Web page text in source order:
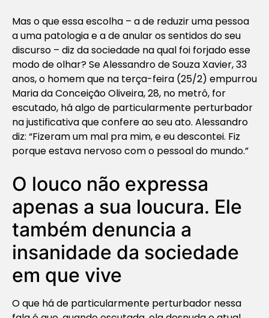
Mas o que essa escolha – a de reduzir uma pessoa
a uma patologia e a de anular os sentidos do seu
discurso – diz da sociedade na qual foi forjado esse
modo de olhar? Se Alessandro de Souza Xavier, 33
anos, o homem que na terça-feira (25/2) empurrou
Maria da Conceição Oliveira, 28, no metrô, for
escutado, há algo de particularmente perturbador
na justificativa que confere ao seu ato. Alessandro
diz: “Fizeram um mal pra mim, e eu descontei. Fiz
porque estava nervoso com o pessoal do mundo.”
O louco não expressa
apenas a sua loucura. Ele
também denuncia a
insanidade da sociedade
em que vive
O que há de particularmente perturbador nessa